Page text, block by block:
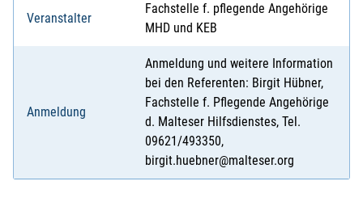
Veranstalter
Fachstelle f. pflegende Angehörige
MHD und KEB
Anmeldung
Anmeldung und weitere Information
bei den Referenten: Birgit Hübner,
Fachstelle f. Pflegende Angehörige
d. Malteser Hilfsdienstes, Tel.
09621/493350,
birgit.huebner@malteser.org